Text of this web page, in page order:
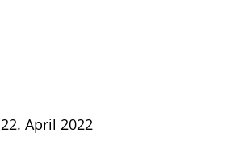
22. April 2022